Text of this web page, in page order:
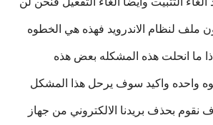
ملف لنظام الاندرويد فهذه هي الخطوه
اذا ما انحلت هذه المشكله بعض هذه
واحده واكيد سوف يرحل هذا المشكل
بحذف بريدنا الالكتروني من جهاز